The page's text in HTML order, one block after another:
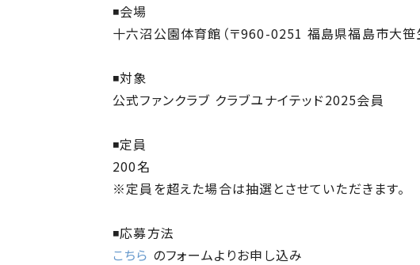
◾️会場
十六沼公園体育館（〒960-0251 福島県福島市大笹
◾️対象
公式ファンクラブ クラブユナイテッド2025会員
◾️定員
200名
※定員を超えた場合は抽選とさせていただきます。
◾️応募方法
こちら のフォームよりお申し込み